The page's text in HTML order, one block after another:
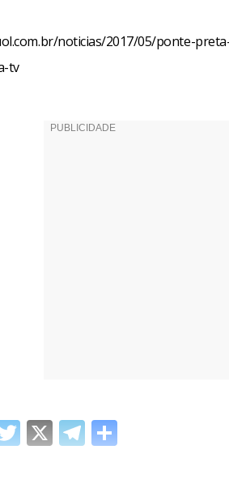
noticias/2017/05/ponte-
tv
Twitter
X Telegram